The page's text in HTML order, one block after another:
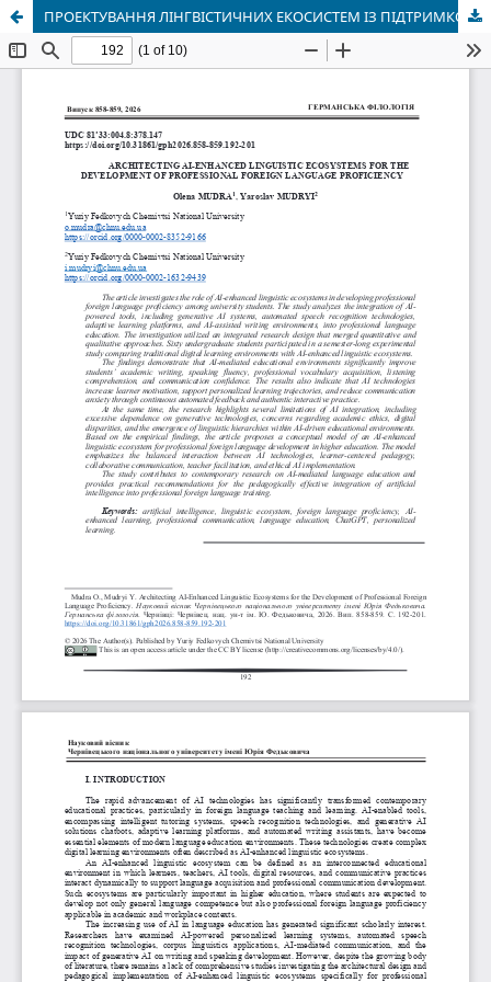
ПРОЕКТУВАННЯ ЛІНГВІСТИЧНИХ ЕКОСИСТЕМ ІЗ ПІДТРИМКОЮ ШТУЧНОГО ІНТЕЛЕКТУ ДЛЯ РОЗВИТКУ ПРОФЕСІЙНОЇ ІНШОМОВНОЇ КОМПЕТЕНТНОСТІ